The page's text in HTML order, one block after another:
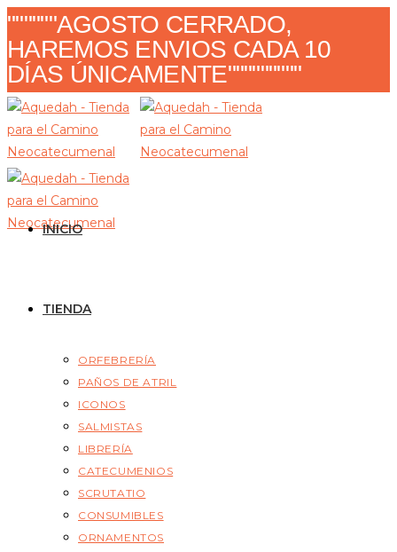
Ir
al
contenido
""""""AGOSTO CERRADO,
HAREMOS ENVIOS CADA 10
DÍAS ÚNICAMENTE"""""""""
INICIO
TIENDA
ORFEBRERÍA
PAÑOS DE ATRIL
ICONOS
SALMISTAS
LIBRERÍA
CATECUMENIOS
SCRUTATIO
CONSUMIBLES
ORNAMENTOS